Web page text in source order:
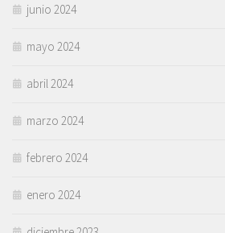
junio 2024
mayo 2024
abril 2024
marzo 2024
febrero 2024
enero 2024